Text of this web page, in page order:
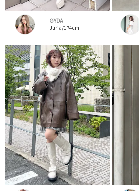
GYDA
Juria/174cm